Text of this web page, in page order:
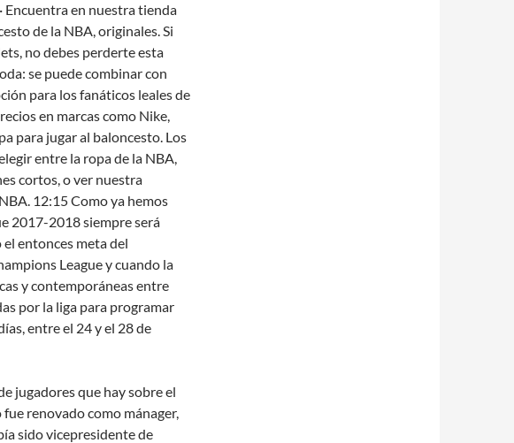
Encuentra en nuestra tienda
de la NBA, originales. Si
no debes perderte esta
se puede combinar con
para los fanáticos leales de
en marcas como Nike,
para jugar al baloncesto. Los
entre la ropa de la NBA,
cortos, o ver nuestra
12:15 Como ya hemos
2017-2018 siempre será
entonces meta del
League y cuando la
y contemporáneas entre
por la liga para programar
entre el 24 y el 28 de
jugadores que hay sobre el
fue renovado como mánager,
sido vicepresidente de